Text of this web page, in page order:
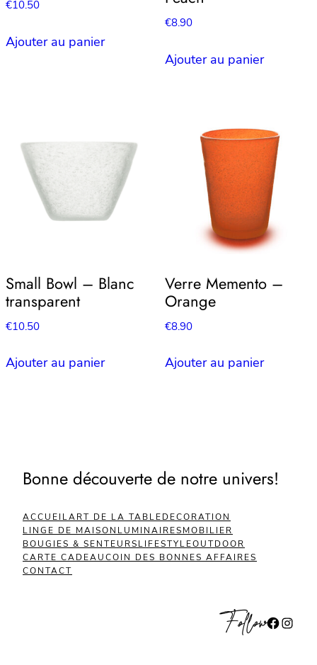
€10.50
Ajouter au panier
€8.90
Ajouter au panier
Small Bowl – Blanc
transparent
€10.50
Ajouter au panier
Verre Memento –
Orange
€8.90
Ajouter au panier
Bonne découverte de notre univers!
ACCUEILART DE LA TABLEDECORATION
LINGE DE MAISON LUMINAIRESMOBILIER
BOUGIES & SENTEURSLIFESTYLEOUTDOOR
CARTE CADEAUCOIN DES BONNES AFFAIRES
CONTACT
FollowFacebook Instagram